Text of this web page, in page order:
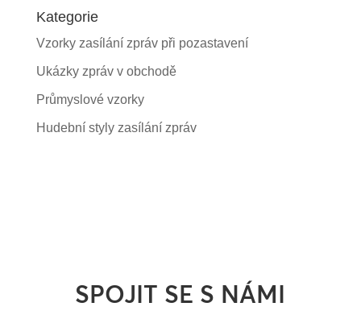
Kategorie
Vzorky zasílání zpráv při pozastavení
Ukázky zpráv v obchodě
Průmyslové vzorky
Hudební styly zasílání zpráv
SPOJIT SE S NÁMI